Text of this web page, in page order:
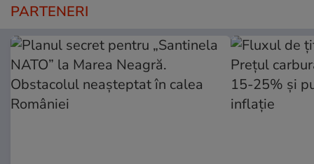
PARTENERI